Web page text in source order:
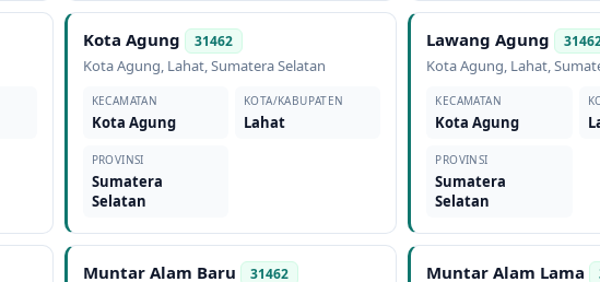
Kota Agung 31462
Kota Agung, Lahat,Sumatera Selatan
KECAMATAN
Kota Agung
KOTA/KABUPATEN
Lahat
PROVINSI
Sumatera
Selatan
Lawang Agung
Kota Agung, Lahat,
KECAMATAN
Kota Agung
PROVINSI
Sumatera
Selatan
Muntar Alam Baru 31462 Muntar Alam Lama